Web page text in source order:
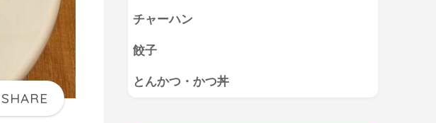
チャーハン
餃子
とんかつ・かつ丼